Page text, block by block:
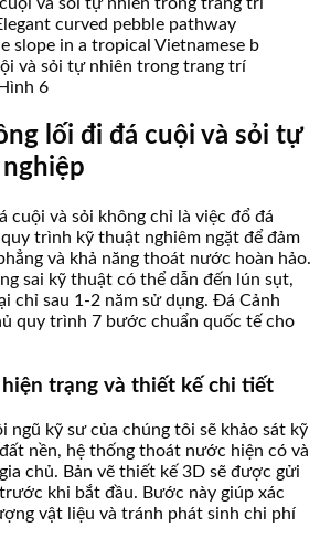
và sỏi tự nhiên trong trang trí
6
lối đi đá cuội và sỏi tự
cuội và sỏi không chỉ là việc đổ đá
trình kỹ thuật nghiêm ngặt để đảm
và khả năng thoát nước hoàn hảo.
sai kỹ thuật có thể dẫn đến lún sụt,
chỉ sau 1-2 năm sử dụng. Đá Cảnh
quy trình 7 bước chuẩn quốc tế cho
hiện trạng và thiết kế chi tiết
ngũ kỹ sư của chúng tôi sẽ khảo sát kỹ
nền, hệ thống thoát nước hiện có và
chủ. Bản vẽ thiết kế 3D sẽ được gửi
khi bắt đầu. Bước này giúp xác
vật liệu và tránh phát sinh chi phí